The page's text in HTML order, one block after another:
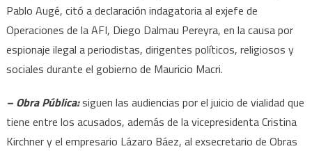
de
Pablo Augé, citó a declaración indagatoria al exjefe de
Operaciones de la AFI, Diego Dalmau Pereyra, en la causa por
espionaje ilegal a periodistas, dirigentes políticos, religiosos y
sociales durante el gobierno de Mauricio Macri.
– Obra Pública:siguen las audiencias por el juicio de vialidad que
tiene entre los acusados, además de la vicepresidenta Cristina
Kirchner y el empresario Lázaro Báez, al exsecretario de Obras